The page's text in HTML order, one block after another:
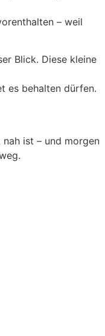
– weil
Blick. Diese kleine
es behalten dürfen.
nah ist – und morgen